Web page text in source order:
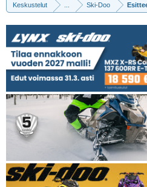
Keskustelut ... Ski-Doo